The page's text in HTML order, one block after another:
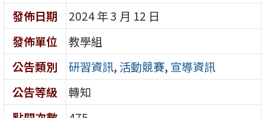
發佈日期
2024 年 3 月 12 日
發佈單位
教學組
公告類別
研習資訊, 活動競賽, 宣導資訊
公告等級
轉知